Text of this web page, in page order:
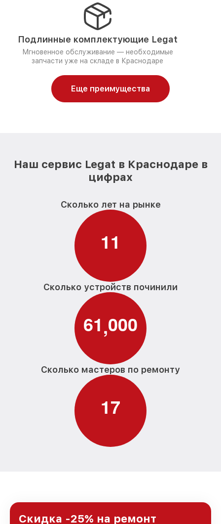
Подлинные комплектующие Legat
Мгновенное обслуживание — необходимые
запчасти уже на складе в Краснодаре
Еще преимущества
Наш сервис Legat в Краснодаре в
цифрах
Сколько лет на рынке
11
Сколько устройств починили
61,000
Сколько мастеров по ремонту
17
Скидка -25% на ремонт